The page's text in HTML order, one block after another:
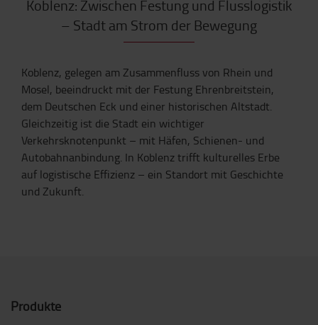
Koblenz: Zwischen Festung und Flusslogistik
– Stadt am Strom der Bewegung
Koblenz, gelegen am Zusammenfluss von Rhein und
Mosel, beeindruckt mit der Festung Ehrenbreitstein,
dem Deutschen Eck und einer historischen Altstadt.
Gleichzeitig ist die Stadt ein wichtiger
Verkehrsknotenpunkt – mit Häfen, Schienen- und
Autobahnanbindung. In Koblenz trifft kulturelles Erbe
auf logistische Effizienz – ein Standort mit Geschichte
und Zukunft.
Produkte